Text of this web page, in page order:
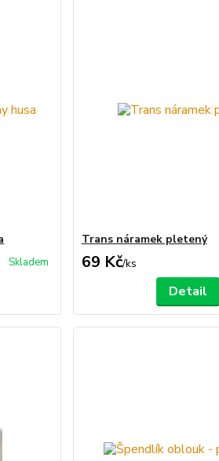
Skladem
Trans náramek pletený
69 Kč/ks
Detail